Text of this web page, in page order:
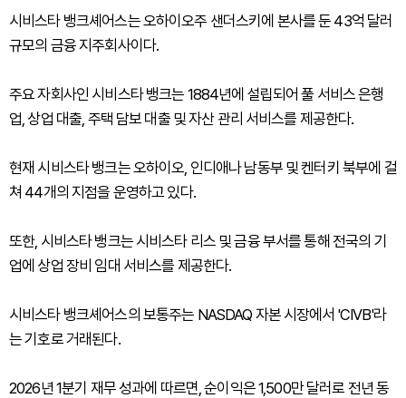
시비스타 뱅크셰어스는 오하이오주 샌더스키에 본사를 둔 43억 달러
규모의 금융 지주회사이다.
주요 자회사인 시비스타 뱅크는 1884년에 설립되어 풀 서비스 은행
업, 상업 대출, 주택 담보 대출 및 자산 관리 서비스를 제공한다.
현재 시비스타 뱅크는 오하이오, 인디애나 남동부 및 켄터키 북부에 걸
쳐 44개의 지점을 운영하고 있다.
또한, 시비스타 뱅크는 시비스타 리스 및 금융 부서를 통해 전국의 기
업에 상업 장비 임대 서비스를 제공한다.
시비스타 뱅크셰어스의 보통주는 NASDAQ 자본 시장에서 'CIVB'라
는 기호로 거래된다.
2026년 1분기 재무 성과에 따르면, 순이익은 1,500만 달러로 전년 동